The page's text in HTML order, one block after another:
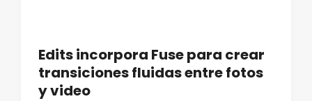
Edits incorpora Fuse para crear
transiciones fluidas entre fotos
y video